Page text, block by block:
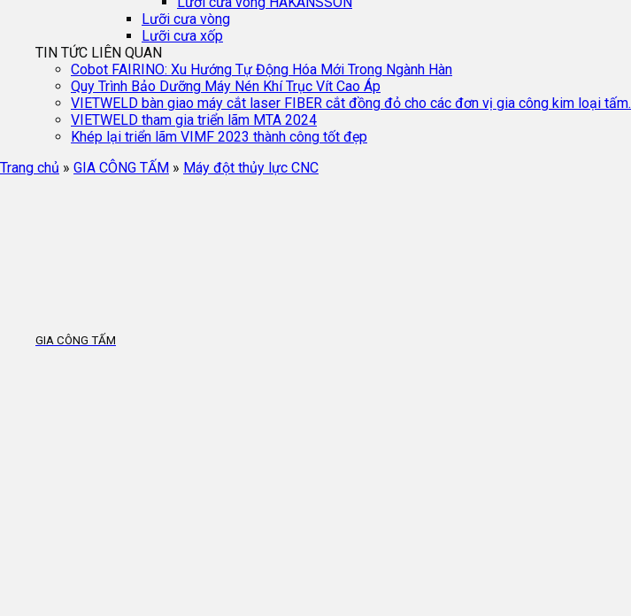
GIA CÔNG TẤM
Lưỡi cưa vòng
Lưỡi cưa xốp
TIN TỨC LIÊN QUAN
Cobot FAIRINO: Xu Hướng Tự Động Hóa Mới Trong Ngành Hàn
Quy Trình Bảo Dưỡng Máy Nén Khí Trục Vít Cao Áp
VIETWELD bàn giao máy cắt laser FIBER cắt đồng đỏ cho các đơn vị gia công kim loại tấm.
VIETWELD tham gia triển lãm MTA 2024
Khép lại triển lãm VIMF 2023 thành công tốt đẹp
Trang chủ » GIA CÔNG TẤM » Máy đột thủy lực CNC